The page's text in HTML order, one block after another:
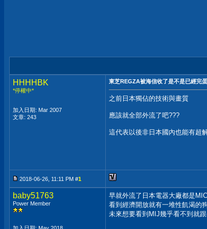
HHHHBK
*停權中*
加入日期: Mar 2007
文章: 243
東芝REGZA被海信收了是不是已經
之前日本獨佔的技術與畫質
應該就全部外流了吧???
這代表以後非日本國內也能有超
2018-06-26, 11:11 PM #1
baby51763
Power Member
早就外流了日本電器大廠都是
看到經濟開放就有一堆性飢渴的
未來想要看到MIJ幾乎看不到就